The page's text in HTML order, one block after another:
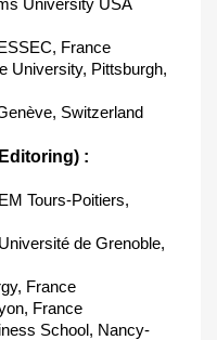
University USA
France
University, Pittsburgh,
Switzerland
:
Tours-Poitiers,
de Grenoble,
France
France
School, Nancy-